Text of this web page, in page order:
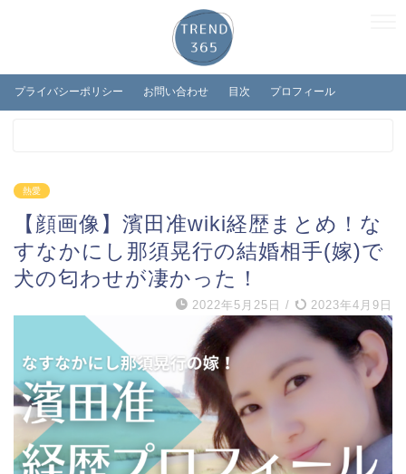
プライバシーポリシー お問い合わせ 目次 プロフィール
熱愛
【顔画像】濱田准wiki経歴まとめ！な
すなかにし那須晃行の結婚相手(嫁)で
犬の匂わせが凄かった！
2022年5月25日 / 2023年4月9日